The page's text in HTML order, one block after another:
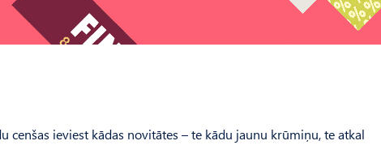
ieviest kādas novitātes – te kādu jaunu krūmiņu, te atkal